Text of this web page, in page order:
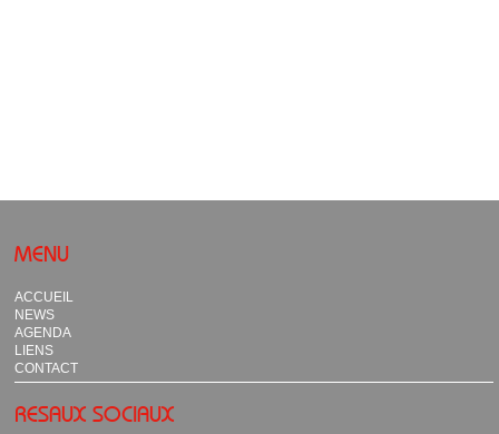
MENU
ACCUEIL
NEWS
AGENDA
LIENS
CONTACT
RESAUX SOCIAUX